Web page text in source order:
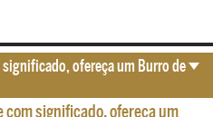
com significado, ofereça um
ofereça um Burro de